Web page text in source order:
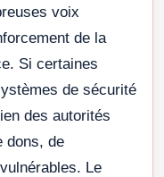
voix
de la
Si certaines
de sécurité
des autorités
dons, de
Le